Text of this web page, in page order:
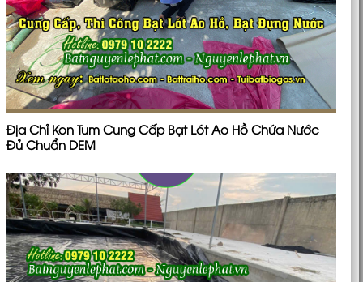
Địa Chỉ Kon Tum Cung Cấp Bạt Lót Ao Hồ Chứa Nước
Đủ Chuẩn DEM